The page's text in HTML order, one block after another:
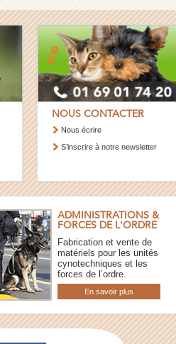
NOUS CONTACTER
Nous écrire
S’inscrire à notre newsletter
ADMINISTRATIONS &
FORCES DE L'ORDRE
Fabrication et vente de
matériels pour les unités
cynotechniques et les
forces de l’ordre.
En savoir plus